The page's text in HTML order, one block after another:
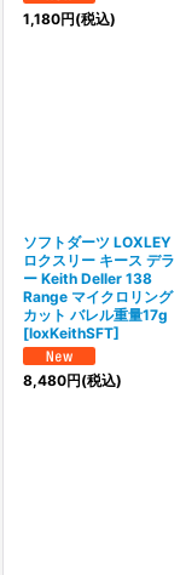
1,180円(税込)
ソフトダーツ LOXLEY
ロクスリー キース デラ
ー Keith Deller 138
Range マイクロリング
カット バレル重量17g
[loxKeithSFT]
8,480円(税込)